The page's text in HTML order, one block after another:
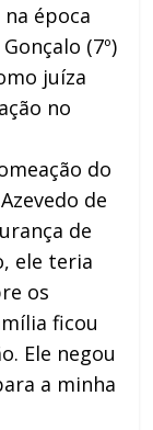
época
(7º)
juíza
no
do
de
de
ele teria
os
ficou
Ele negou
a minha